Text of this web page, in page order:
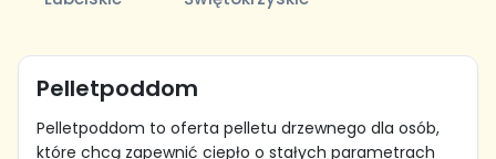
Pelletpoddom
Pelletpoddom to oferta pelletu drzewnego dla osób,
które chcą zapewnić ciepło o stałych parametrach